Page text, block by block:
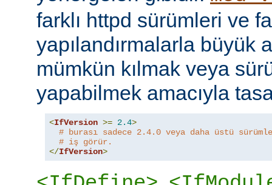
farklı httpd sürümleri ve
yapılandırmalarla büyük
mümkün kılmak veya
yapabilmek amacıyla
<IfVersion >= 2.4>
# burası sadece 2.4.0 veya daha üstü
# iş görür.
</IfVersion>